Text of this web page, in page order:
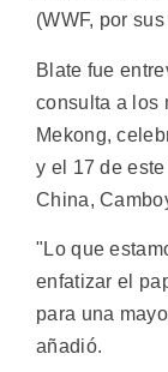
(WWF, por
Blate fue
consulta a los
Mekong,
y el 17 de
China,
"Lo que
enfatizar el
para una
añadió.